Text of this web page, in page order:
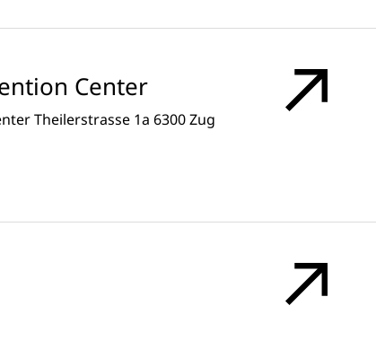
Center
Theilerstrasse 1a 6300 Zug